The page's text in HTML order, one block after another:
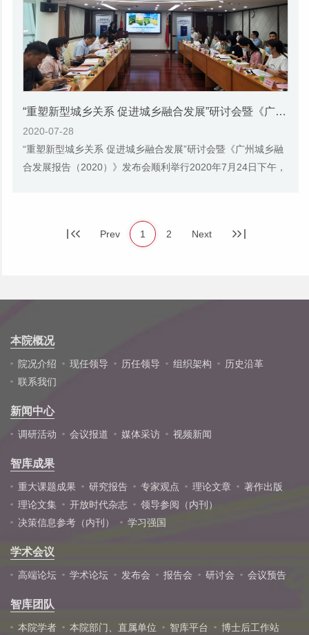
“重塑新型城乡关系 促进城乡融合发展”研讨会暨《广州城乡融合发展报告（2020）》发布会
2020-07-28
“重塑新型城乡关系 促进城乡融合发展”研讨会暨《广州城乡融
合发展报告（2020）》发布会顺利举行2020年7月24日下午，
Prev 1 2 Next
本院概况
院况介绍 现任领导 历任领导 组织架构
历史沿革
联系我们
新闻中心
调研活动 会议报道 媒体采访 视频新闻
智库成果
重大课题成果 研究报告 专家观点 理论文章
著作出版
理论文集
开放时代杂志
领导参阅（内刊）
决策信息参考（内刊）
学习强国
学术会议
高端论坛 学术论坛 发布会 报告会 研讨会 会议预告
智库团队
本院学者 本院部门、直属单位 智库平台 博士后工作站